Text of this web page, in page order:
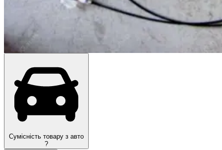
Сумісність товару з авто
?